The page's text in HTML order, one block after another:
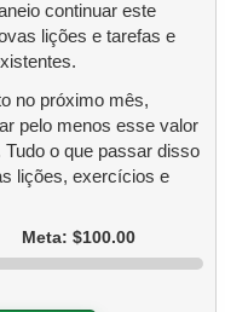
continuar este
lições e tarefas e
no próximo mês,
pelo menos esse valor
o que passar disso
lições, exercícios e
Meta: $100.00